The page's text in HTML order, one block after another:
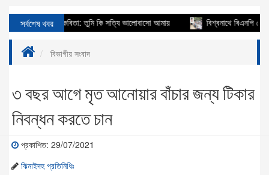
সর্বশেষ খবরকবিতা: তুমি কি সত্যি ভালোবাসো আমায় বিশ্বনাথে বিএনপি নেতা আবুল
বিভাগীয় সংবাদ
৩ বছর আগে মৃত আনোয়ার বাঁচার জন্য টিকার
নিবন্ধন করতে চান
প্রকাশিত: 29/07/2021
ঝিনাইদহ প্রতিনিধিঃ